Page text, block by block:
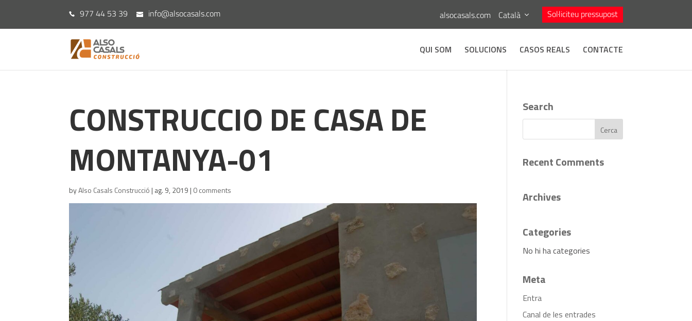
977 44 53 39 info@alsocasals.com alsocasals.com Sol·liciteu pressupost
Català
QUI SOM SOLUCIONS CASOS REALS CONTACTE
CONSTRUCCIO DE CASA DE
MONTANYA-01
byAlso Casals Construcció | ag. 9, 2019 | 0 comments
Search
Recent Comments
Archives
Categories
No hi ha categories
Meta
Entra
Canal de les entrades